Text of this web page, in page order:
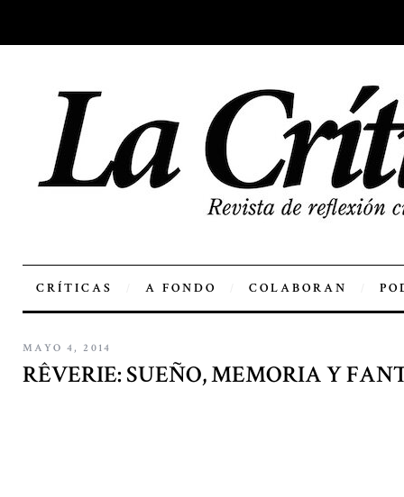
CRÍTICAS A FONDO COLABORAN
MAYO 4, 2014
RÊVERIE: SUEÑO, MEMORIA Y